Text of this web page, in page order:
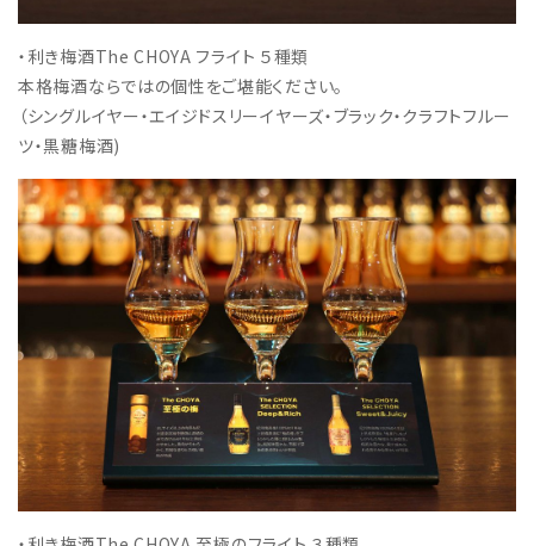
・利き梅酒The CHOYA フライト ５種類
本格梅酒ならではの個性をご堪能ください。
（シングルイヤー・エイジドスリーイヤーズ・ブラック・クラフトフルー
ツ・黒糖梅酒)